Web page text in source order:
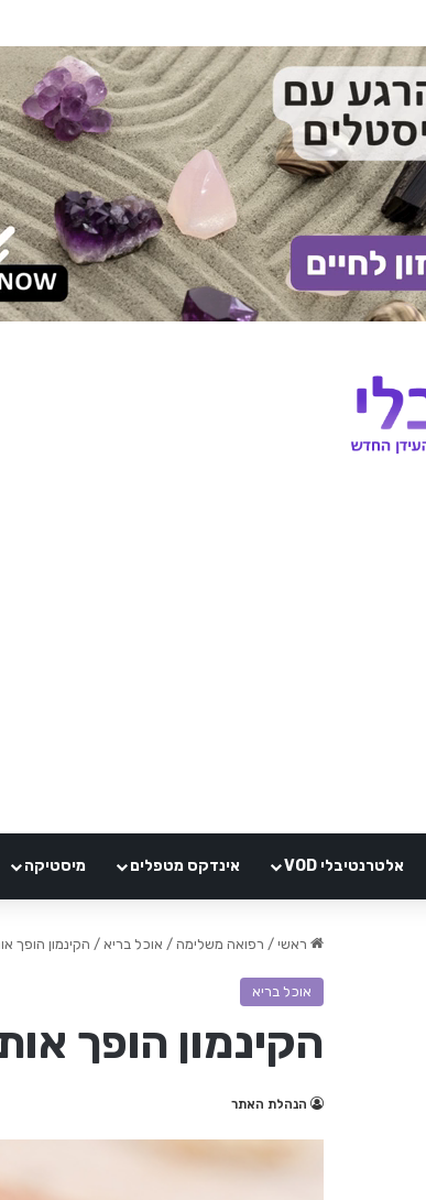
אלטרנטיבלי VOD אינדקס מטפלים מיסטיקה
ראשי / רפואה משלימה / אוכל בריא / הקינמון הופך
אוכל בריא
הקינמון הופך
הנהלת האתר